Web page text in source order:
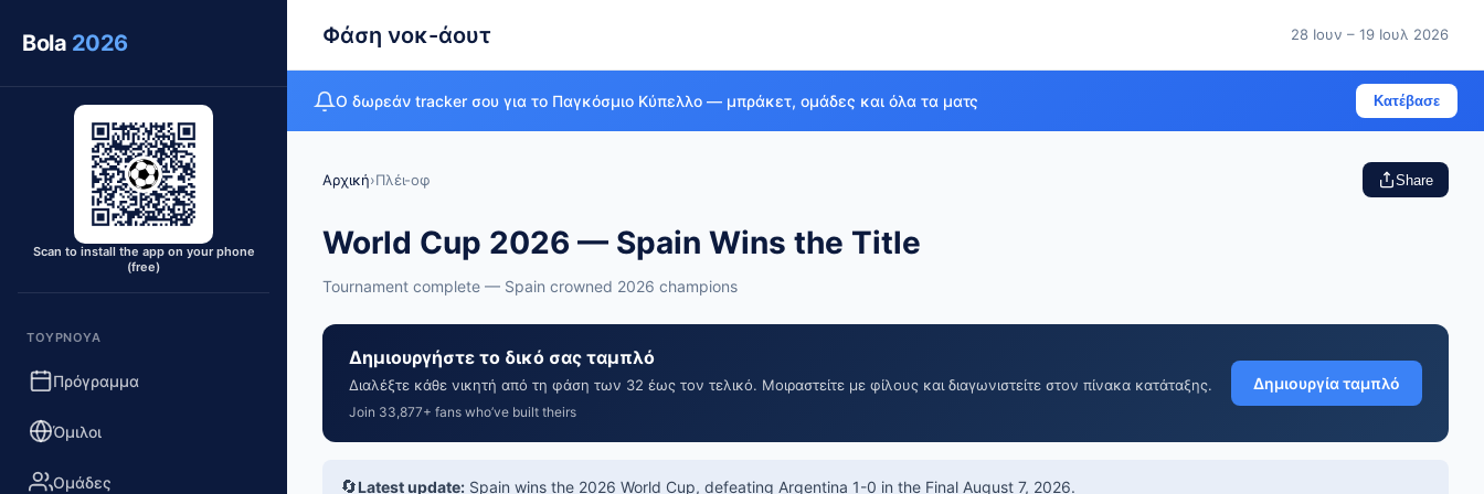
Bola 2026
Scan to install the app on your phone
(free)
ΤΟΥΡΝΟΥΆ
Πρόγραμμα
Όμιλοι
Ομάδες
Φάση νοκ-άουτ 28 Ιουν – 19 Ιουλ 2026
Ο δωρεάν tracker σου για το Παγκόσμιο Κύπελλο — μπράκετ, ομάδες και όλα τα ματς Κατέβασε
Αρχική›Πλέι-οφ Share
World Cup 2026 — Spain Wins the Title
Tournament complete — Spain crowned 2026 champions
Δημιουργήστε το δικό σας ταμπλό
Διαλέξτε κάθε νικητή από τη φάση των 32 έως τον τελικό. Μοιραστείτε με φίλους και διαγωνιστείτε στον πίνακα κατάταξης.
Join 33,877+ fans who’ve built theirs
Δημιουργία ταμπλό
🔄Latest update: Spain wins the 2026 World Cup, defeating Argentina 1-0 in the Final August 7, 2026.